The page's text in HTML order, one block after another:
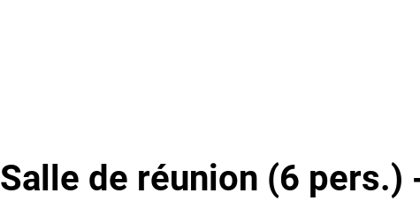
Salle de réunion (6 pers.)